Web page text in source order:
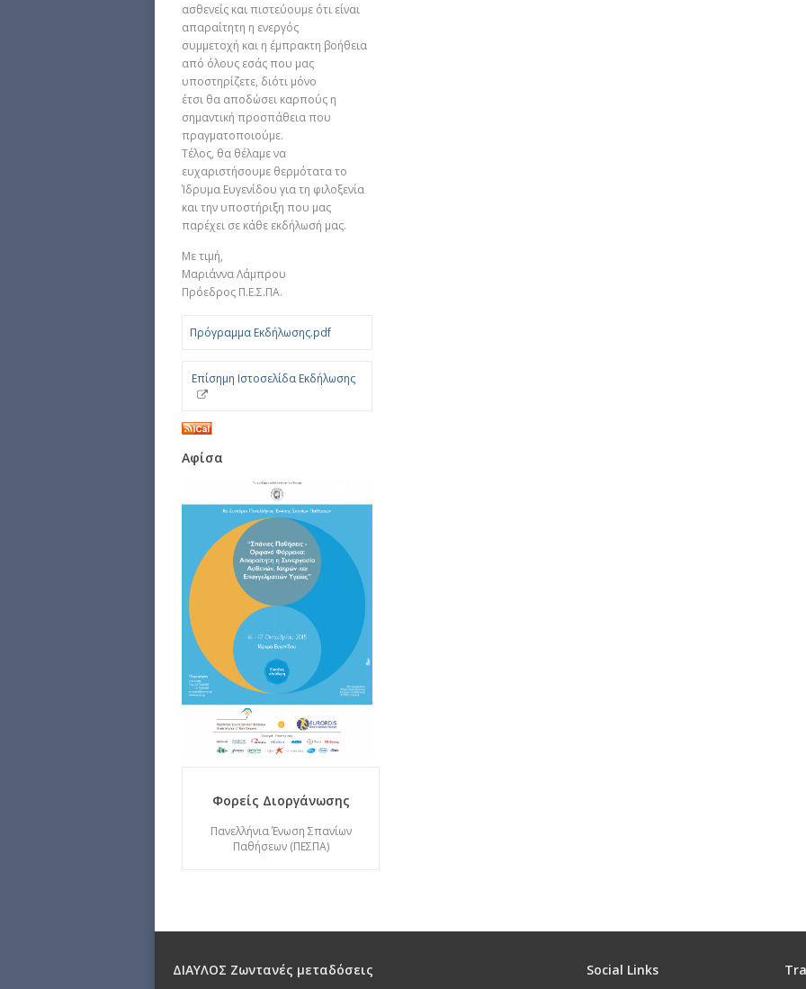
ασθενείς και πιστεύουμε ότι είναι
απαραίτητη η ενεργός
συμμετοχή και η έμπρακτη βοήθεια
από όλους εσάς που μας
υποστηρίζετε, διότι μόνο
έτσι θα αποδώσει καρπούς η
σημαντική προσπάθεια που
πραγματοποιούμε.
Τέλος, θα θέλαμε να
ευχαριστήσουμε θερμότατα το
Ίδρυμα Ευγενίδου για τη φιλοξενία
και την υποστήριξη που μας
παρέχει σε κάθε εκδήλωσή μας.
Με τιμή,
Μαριάννα Λάμπρου
Πρόεδρος Π.Ε.Σ.ΠΑ.
Πρόγραμμα Εκδήλωσης.pdf
Επίσημη Ιστοσελίδα Εκδήλωσης
Αφίσα
Φορείς Διοργάνωσης
Πανελλήνια Ένωση Σπανίων
Παθήσεων (ΠΕΣΠΑ)
ΔΙΑΥΛΟΣ Ζωντανές μεταδόσεις Social Links